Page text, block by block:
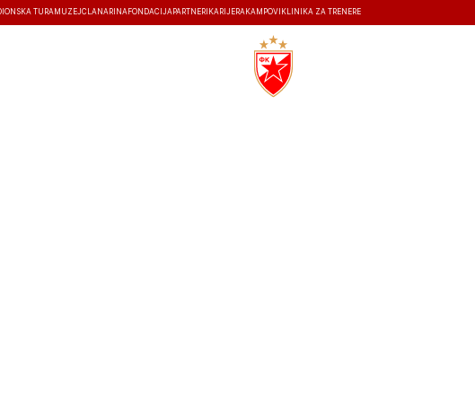
TURAMUZEJČLANARINA FONDACIJA PARTNERI KARIJERA KAMPOVI KLINIKA ZA TRENERE